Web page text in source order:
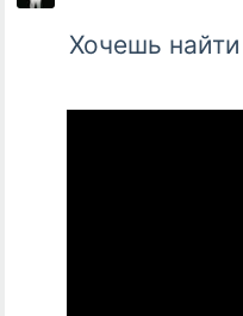
Хочешь